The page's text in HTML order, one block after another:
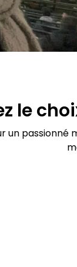
le
un passionné